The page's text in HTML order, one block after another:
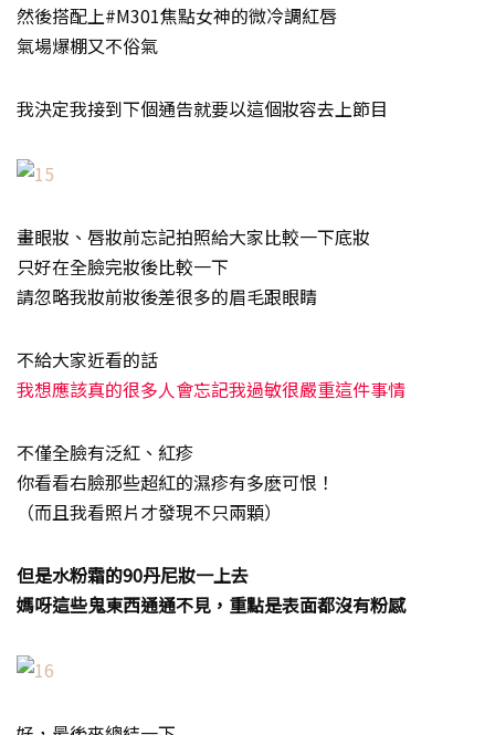
然後搭配上#M301焦點女神的微冷調紅唇
氣場爆棚又不俗氣
我決定我接到下個通告就要以這個妝容去上節目
畫眼妝、唇妝前忘記拍照給大家比較一下底妝
只好在全臉完妝後比較一下
請忽略我妝前妝後差很多的眉毛跟眼睛
不給大家近看的話
我想應該真的很多人會忘記我過敏很嚴重這件事情
不僅全臉有泛紅、紅疹
你看看右臉那些超紅的濕疹有多麽可恨！
（而且我看照片才發現不只兩顆）
但是水粉霜的90丹尼妝一上去
媽呀這些鬼東西通通不見，重點是表面都沒有粉感